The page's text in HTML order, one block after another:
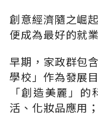
創意經濟隨之崛
便成為最好的就
早期，家政群包
學校」作為發展
「創造美麗」
活、化妝品應用